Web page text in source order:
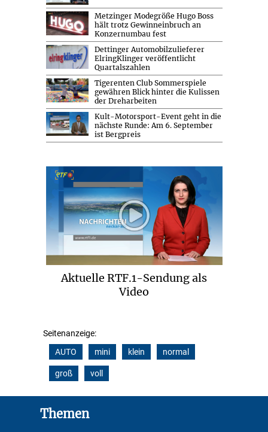
Metzinger Modegröße Hugo Boss
hält trotz Gewinneinbruch an
Konzernumbau fest
Dettinger Automobilzulieferer
ElringKlinger veröffentlicht
Quartalszahlen
Tigerenten Club Sommerspiele
gewähren Blick hinter die Kulissen
der Dreharbeiten
Kult-Motorsport-Event geht in die
nächste Runde: Am 6. September
ist Bergpreis
Aktuelle RTF.1-Sendung als
Video
Seitenanzeige:
AUTO
mini klein normal
groß voll
Themen